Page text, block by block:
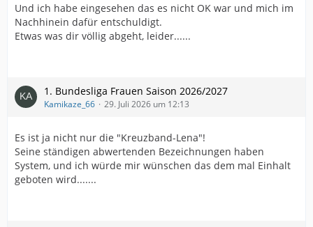
Und ich habe eingesehen das es nicht OK war und mich im
Nachhinein dafür entschuldigt.
Etwas was dir völlig abgeht, leider......
1. Bundesliga Frauen Saison 2026/2027
Kamikaze_66 29. Juli 2026 um 12:13
Es ist ja nicht nur die "Kreuzband-Lena"!
Seine ständigen abwertenden Bezeichnungen haben
System, und ich würde mir wünschen das dem mal Einhalt
geboten wird.......